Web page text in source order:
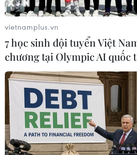
vietnamplus.vn
7 học sinh đội tuyển Việt
chương tại Olympic AI quốc